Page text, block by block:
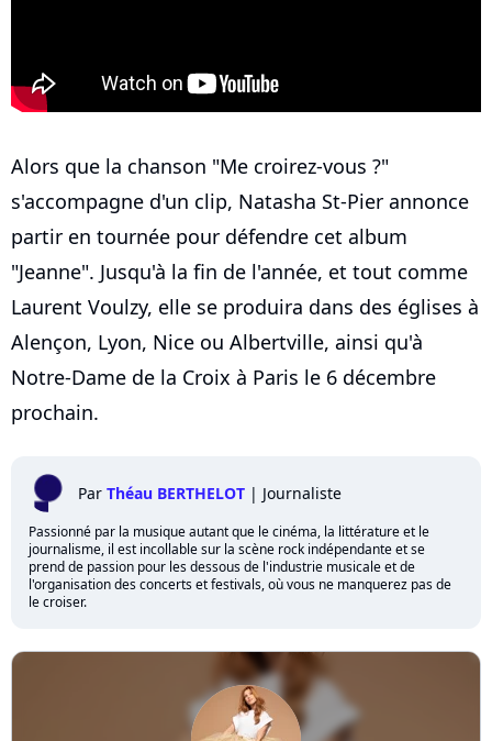
Alors que la chanson "Me croirez-vous ?"
s'accompagne d'un clip, Natasha St-Pier annonce
partir en tournée pour défendre cet album
"Jeanne". Jusqu'à la fin de l'année, et tout comme
Laurent Voulzy, elle se produira dans des églises à
Alençon, Lyon, Nice ou Albertville, ainsi qu'à
Notre-Dame de la Croix à Paris le 6 décembre
prochain.
Par Théau BERTHELOT | Journaliste
Passionné par la musique autant que le cinéma, la littérature et le
journalisme, il est incollable sur la scène rock indépendante et se
prend de passion pour les dessous de l'industrie musicale et de
l'organisation des concerts et festivals, où vous ne manquerez pas de
le croiser.